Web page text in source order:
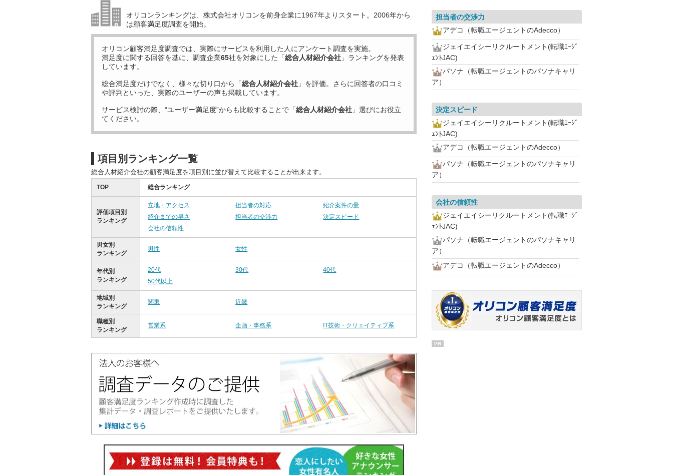
オリコンランキングは、株式会社オリコンを前身企業に1967年よりスタート。2006年から
は顧客満足度調査を開始。
オリコン顧客満足度調査では、実際にサービスを利用した 人にアンケート調査を実施。
満足度に関する回答を基に、調査企業65社を対象にした「総合人材紹介会社 」ランキングを発表
しています。
総合満足度だけでなく、様々な切り口から「総合人材紹介会社 」を評価。さらに回答者の口コミ
や評判といった、実際のユーザーの声も掲載しています。
サービス検討の際、“ユーザー満足度”からも比較することで「総合人材紹介会社 」選びにお役立
てください。
項目別ランキング一覧
総合人材紹介会社の顧客満足度を項目別に並び替えて比較することが出来ます。
TOP 総合ランキング
評価項目別
ランキング
立地・アクセス 担当者の対応
紹介案件の量
紹介までの早さ
担当者の交渉力
決定スピード
会社の信頼性
男女別
ランキング
男性 女性
年代別
ランキング
20代 30代
40代
50代以上
地域別
ランキング
関東 近畿
職種別
ランキング
営業系 企画・事務系 IT技術・クリエイティブ系
担当者の交渉力
アデコ（転職エージェントのAdecco）
ジェイエイシーリクルートメント(転職ｴｰｼﾞ
ｪﾝﾄJAC)
パソナ（転職エージェントのパソナキャリ
ア）
決定スピード
ジェイエイシーリクルートメント(転職ｴｰｼﾞ
ｪﾝﾄJAC)
アデコ（転職エージェントのAdecco）
パソナ（転職エージェントのパソナキャリ
ア）
会社の信頼性
ジェイエイシーリクルートメント(転職ｴｰｼﾞ
ｪﾝﾄJAC)
パソナ（転職エージェントのパソナキャリ
ア）
アデコ（転職エージェントのAdecco）
PR